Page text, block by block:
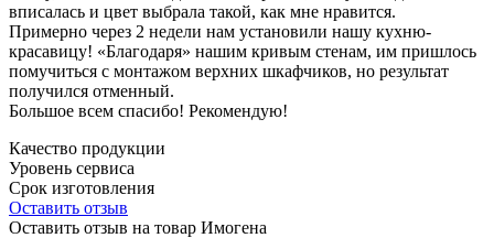
вписалась и цвет выбрала такой, как мне нравится.
Примерно через 2 недели нам установили нашу кухню-
красавицу! «Благодаря» нашим кривым стенам, им пришлось
помучиться с монтажом верхних шкафчиков, но результат
получился отменный.
Большое всем спасибо! Рекомендую!
Качество продукции
Уровень сервиса
Срок изготовления
Оставить отзыв
Оставить отзыв на товар Имогена